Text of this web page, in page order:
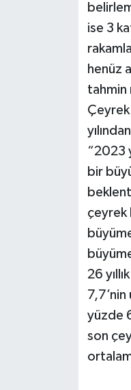
ise 3
henüz
tahmin
Çeyrek
“2023
bir
çeyrek
26
yüzde
son